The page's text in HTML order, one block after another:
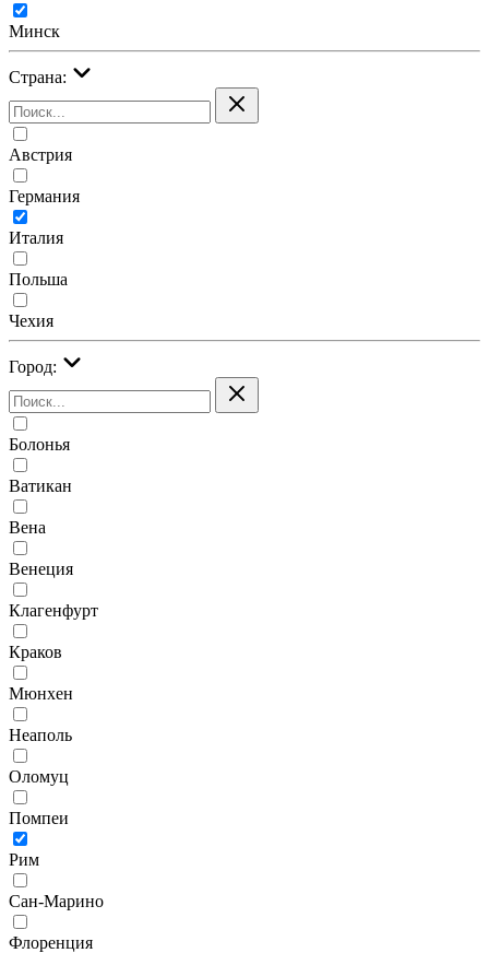
Минск
Страна:
Австрия
Германия
Италия
Польша
Чехия
Город:
Болонья
Ватикан
Вена
Венеция
Клагенфурт
Краков
Мюнхен
Неаполь
Оломуц
Помпеи
Рим
Сан-Марино
Флоренция